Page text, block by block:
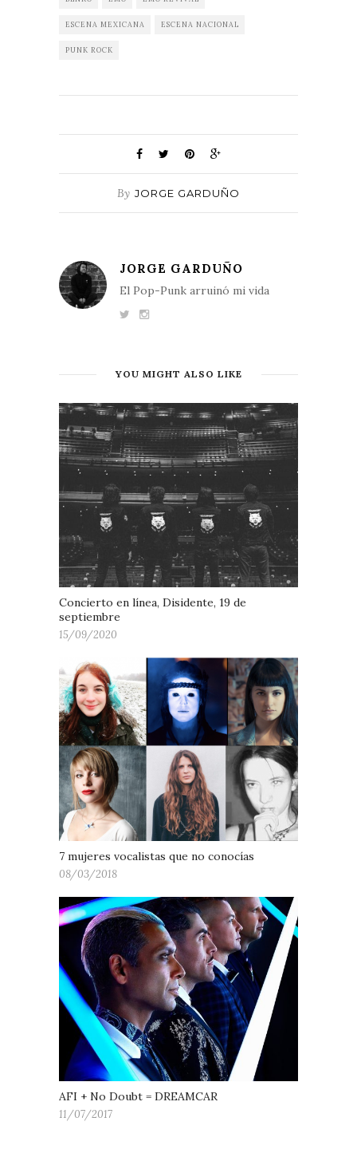
ESCENA MEXICANA ESCENA NACIONAL
PUNK ROCK
By JORGE GARDUÑO
JORGE GARDUÑO
El Pop-Punk arruinó mi vida
YOU MIGHT ALSO LIKE
Concierto en línea, Disidente, 19 de
septiembre
15/09/2020
7 mujeres vocalistas que no conocías
08/03/2018
AFI + No Doubt = DREAMCAR
11/07/2017